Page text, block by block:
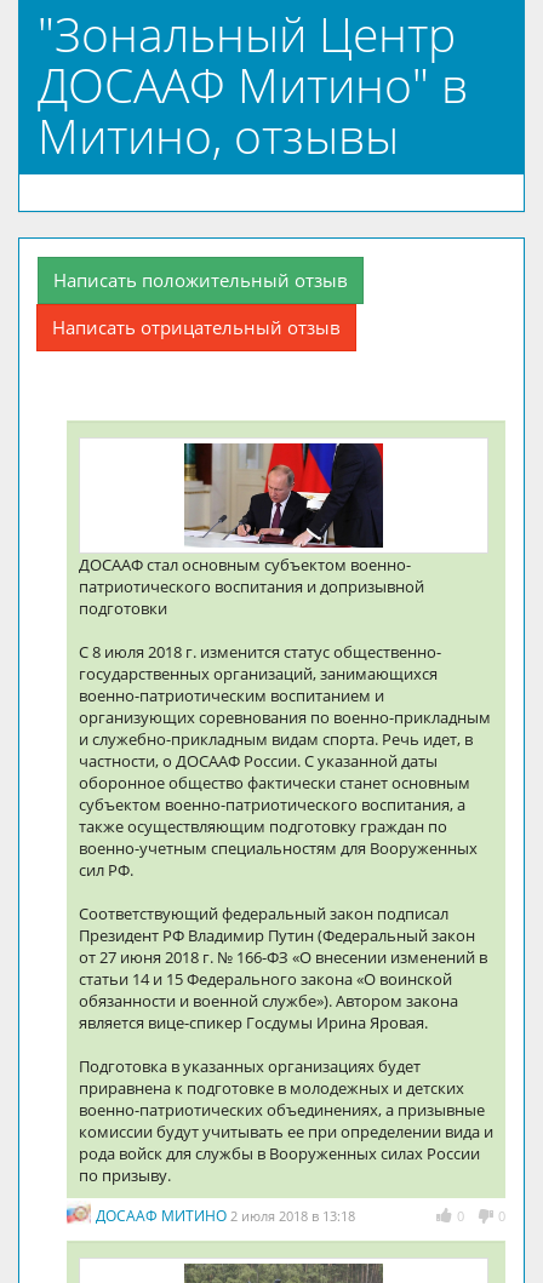
"Зональный Центр
ДОСААФ Митино" в
Митино, отзывы
Написать положительный отзыв
Написать отрицательный отзыв
ДОСААФ стал основным субъектом военно-
патриотического воспитания и допризывной
подготовки
С 8 июля 2018 г. изменится статус общественно-
государственных организаций, занимающихся
военно-патриотическим воспитанием и
организующих соревнования по военно-прикладным
и служебно-прикладным видам спорта. Речь идет, в
частности, о ДОСААФ России. С указанной даты
оборонное общество фактически станет основным
субъектом военно-патриотического воспитания, а
также осуществляющим подготовку граждан по
военно-учетным специальностям для Вооруженных
сил РФ.
Соответствующий федеральный закон подписал
Президент РФ Владимир Путин (Федеральный закон
от 27 июня 2018 г. № 166-ФЗ «О внесении изменений в
статьи 14 и 15 Федерального закона «О воинской
обязанности и военной службе»). Автором закона
является вице-спикер Госдумы Ирина Яровая.
Подготовка в указанных организациях будет
приравнена к подготовке в молодежных и детских
военно-патриотических объединениях, а призывные
комиссии будут учитывать ее при определении вида и
рода войск для службы в Вооруженных силах России
по призыву.
0 0
ДОСААФ МИТИНО 2 июля 2018 в 13:18